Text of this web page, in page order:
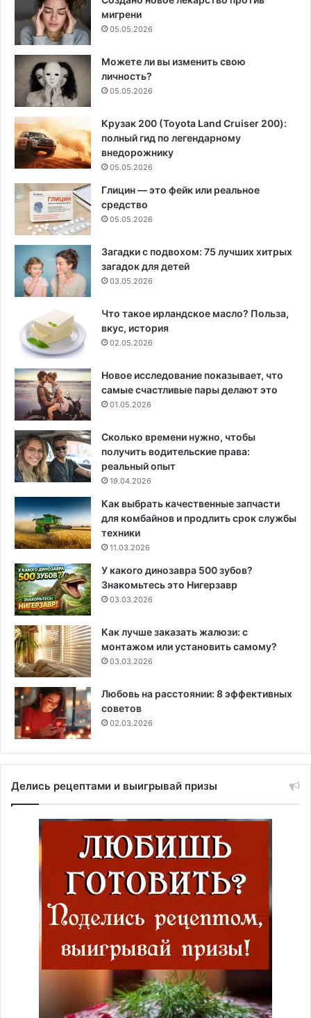
мигрени
05.05.2026
Можете ли вы изменить свою
личность?
05.05.2026
Крузак 200 (Toyota Land Cruiser 200):
полный гид по легендарному
внедорожнику
05.05.2026
Глицин — это фейк или реальное
средство
05.05.2026
Загадки с подвохом: 75 лучших хитрых
загадок для детей
03.05.2026
Что такое ирландское масло? Польза,
вкус, история
02.05.2026
Новое исследование показывает, что
самые счастливые пары делают это
01.05.2026
Сколько времени нужно, чтобы
получить водительские права:
реальный опыт
19.04.2026
Как выбрать качественные запчасти
для комбайнов и продлить срок службы
техники
11.03.2026
У какого динозавра 500 зубов?
Знакомьтесь это Нигерзавр
03.03.2026
Как лучше заказать жалюзи: с
монтажом или установить самому?
03.03.2026
Любовь на расстоянии: 8 эффективных
советов
02.03.2026
Делись рецептами и выигрывай призы